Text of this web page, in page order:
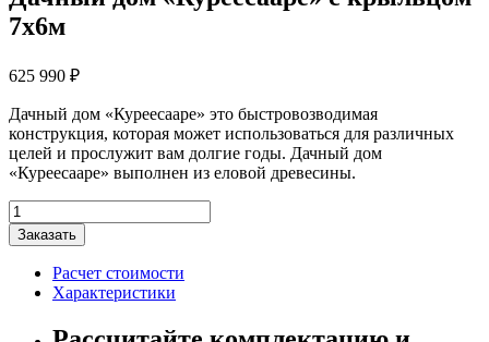
7х6м
625 990 ₽
Дачный дом «Куреесааре» это быстровозводимая
конструкция, которая может использоваться для различных
целей и прослужит вам долгие годы. Дачный дом
«Куреесааре» выполнен из еловой древесины.
Количество
товара
Дачный
дом
"Куреесааре"
крыльцом
Заказать
Расчет стоимости
Характеристики